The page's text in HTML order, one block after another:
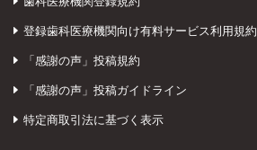
登録歯科医療機関向け有料サービス利用規約
「感謝の声」投稿規約
「感謝の声」投稿ガイドライン
特定商取引法に基づく表示